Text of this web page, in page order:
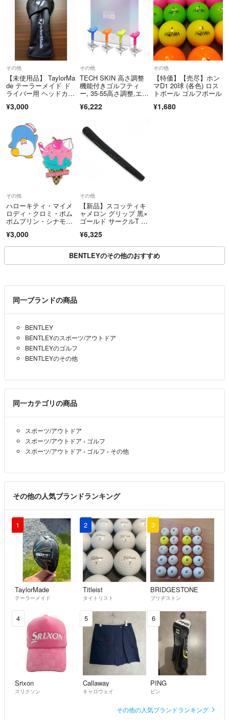
その他
【未使用品】 TaylorMa
de テーラーメイド ド
ライバー用 ヘッドカバ
¥3,000
その他
TECH SKIN 高さ調整
機能付きゴルフティ
ー, 35-55高さ調整,エイ
¥6,222
その他
【特価】【売尽】ホン
マD1 20球 (各色) ロス
トボール ゴルフボール
¥1,680
その他
ハローキティ・マイメ
ロディ・クロミ・ポム
ポムプリン・シナモロ
¥3,000
その他
【新品】スコッティキ
ャメロン グリップ 黒×
ゴールド サークルT ゴ
ON
¥6,325
BENTLEYのその他のおすすめ
同一ブランドの商品
BENTLEY
BENTLEYのスポーツ/アウトドア
BENTLEYのゴルフ
BENTLEYのその他
同一カテゴリの商品
スポーツ/アウトドア
スポーツ/アウトドア › ゴルフ
スポーツ/アウトドア › ゴルフ › その他
その他の人気ブランドランキング
1
TaylorMade
テーラーメイド
2
Titleist
タイトリスト
3
BRIDGESTONE
ブリヂストン
4
Srixon
スリクソン
5
Callaway
キャロウェイ
6
PING
ピン
その他の人気ブランドランキング